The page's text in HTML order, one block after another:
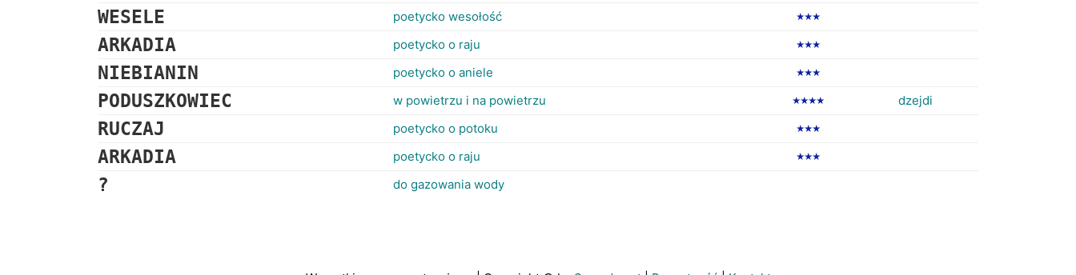
WESELE poetycko wesołość ★★★
ARKADIA poetycko o raju ★★★
NIEBIANIN poetycko o aniele ★★★
PODUSZKOWIEC w powietrzu i na powietrzu ★★★★ dzejdi
RUCZAJ poetycko o potoku ★★★
ARKADIA poetycko o raju ★★★
? do gazowania wody